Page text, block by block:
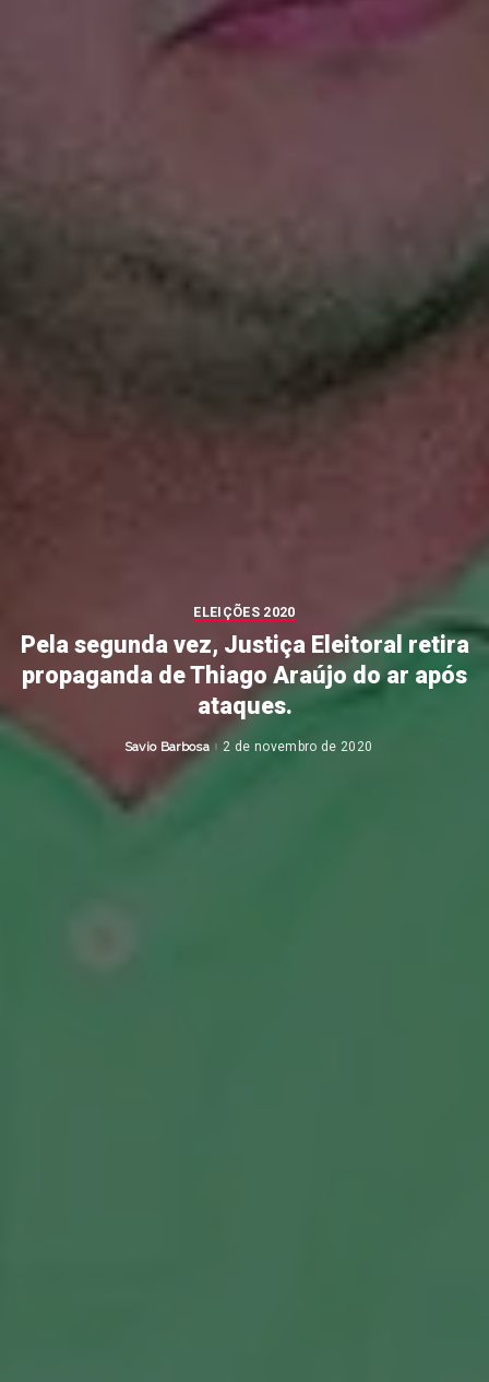
ELEIÇÕES 2020
Pela segunda vez, Justiça Eleitoral retira
propaganda de Thiago Araújo do ar após
ataques.
Posted
Savio Barbosa 2 de novembro de 2020